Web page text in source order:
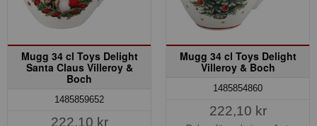
Mugg 34 cl Toys Delight
Santa Claus Villeroy &
Boch
1485859652
222,10 kr
Mugg 34 cl Toys Delight
Villeroy & Boch
1485854860
222,10 kr